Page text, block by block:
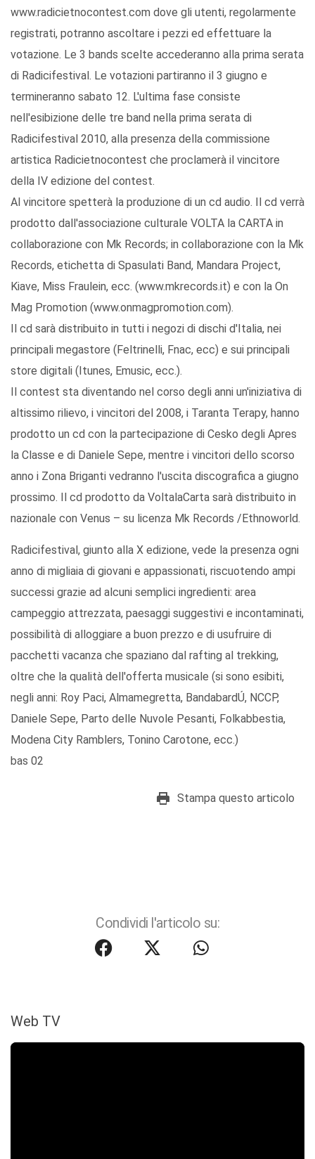
www.radicietnocontest.com dove gli utenti, regolarmente
registrati, potranno ascoltare i pezzi ed effettuare la
votazione. Le 3 bands scelte accederanno alla prima serata
di Radicifestival. Le votazioni partiranno il 3 giugno e
termineranno sabato 12. L'ultima fase consiste
nell'esibizione delle tre band nella prima serata di
Radicifestival 2010, alla presenza della commissione
artistica Radicietnocontest che proclamerà il vincitore
della IV edizione del contest.
Al vincitore spetterà la produzione di un cd audio. Il cd verrà
prodotto dall'associazione culturale VOLTA la CARTA in
collaborazione con Mk Records; in collaborazione con la Mk
Records, etichetta di Spasulati Band, Mandara Project,
Kiave, Miss Fraulein, ecc. (www.mkrecords.it) e con la On
Mag Promotion (www.onmagpromotion.com).
Il cd sarà distribuito in tutti i negozi di dischi d'Italia, nei
principali megastore (Feltrinelli, Fnac, ecc) e sui principali
store digitali (Itunes, Emusic, ecc.).
Il contest sta diventando nel corso degli anni un'iniziativa di
altissimo rilievo, i vincitori del 2008, i Taranta Terapy, hanno
prodotto un cd con la partecipazione di Cesko degli Apres
la Classe e di Daniele Sepe, mentre i vincitori dello scorso
anno i Zona Briganti vedranno l'uscita discografica a giugno
prossimo. Il cd prodotto da VoltalaCarta sarà distribuito in
nazionale con Venus – su licenza Mk Records /Ethnoworld.
Radicifestival, giunto alla X edizione, vede la presenza ogni
anno di migliaia di giovani e appassionati, riscuotendo ampi
successi grazie ad alcuni semplici ingredienti: area
campeggio attrezzata, paesaggi suggestivi e incontaminati,
possibilità di alloggiare a buon prezzo e di usufruire di
pacchetti vacanza che spaziano dal rafting al trekking,
oltre che la qualità dell'offerta musicale (si sono esibiti,
negli anni: Roy Paci, Almamegretta, BandabardÚ, NCCP,
Daniele Sepe, Parto delle Nuvole Pesanti, Folkabbestia,
Modena City Ramblers, Tonino Carotone, ecc.)
bas 02
Stampa questo articolo
Condividi l'articolo su:
Web TV